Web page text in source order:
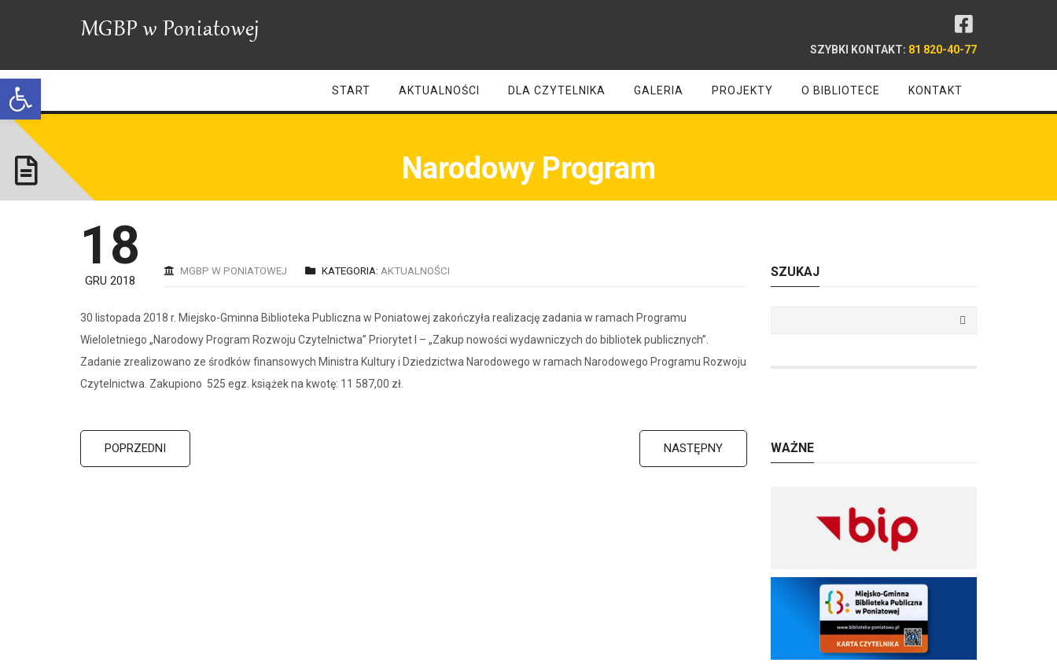
Open toolbar
SZYBKI KONTAKT: 81 820-40-77
START AKTUALNOŚCI DLA CZYTELNIKA GALERIA PROJEKTY O BIBLIOTECE KONTAKT
Narodowy Program
18
GRU 2018
MGBP W PONIATOWEJ KATEGORIA: AKTUALNOŚCI
30 listopada 2018 r. Miejsko-Gminna Biblioteka Publiczna w Poniatowej zakończyła realizację zadania w ramach Programu
Wieloletniego „Narodowy Program Rozwoju Czytelnictwa” Priorytet I – „Zakup nowości wydawniczych do bibliotek publicznych”.
Zadanie zrealizowano ze środków finansowych Ministra Kultury i Dziedzictwa Narodowego w ramach Narodowego Programu Rozwoju
Czytelnictwa. Zakupiono 525 egz. książek na kwotę: 11 587,00 zł.
POPRZEDNI NASTĘPNY
SZUKAJ
WAŻNE